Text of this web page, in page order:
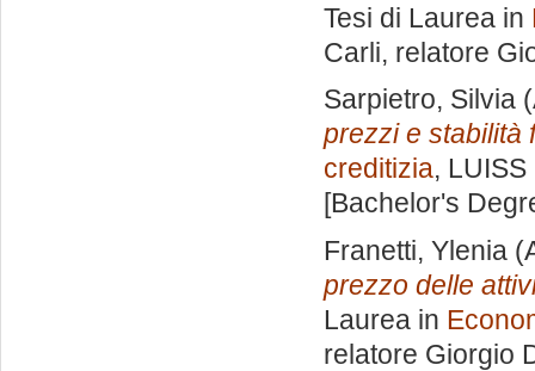
Tesi di Laurea in
Carli, relatore
Sarpietro, Silvia
prezzi e stabilità
creditizia,
[Bachelor's
Franetti, Ylenia
prezzo delle
Laurea in
relatore Giorgio